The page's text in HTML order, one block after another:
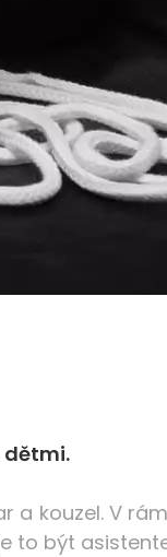
dětmi.
a kouzel. V
to být